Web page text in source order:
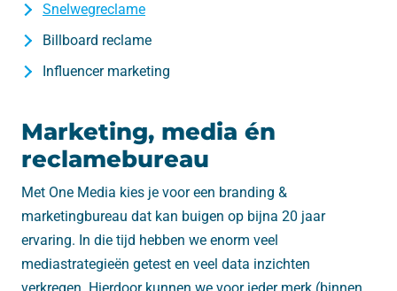
Snelwegreclame
Billboard reclame
Influencer marketing
Marketing, media én
reclamebureau
Met One Media kies je voor een branding &
marketingbureau dat kan buigen op bijna 20 jaar
ervaring. In die tijd hebben we enorm veel
mediastrategieën getest en veel data inzichten